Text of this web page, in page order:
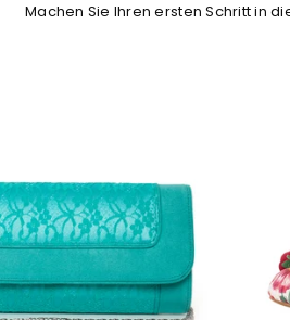
Machen Sie Ihren ersten Schritt in